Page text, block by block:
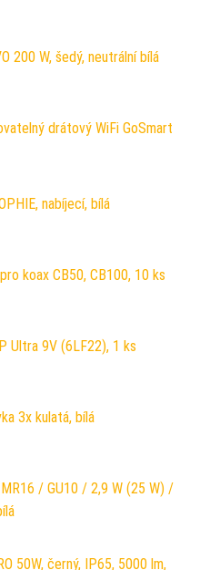
200 W, šedý, neutrální bílá
drátový WiFi GoSmart
nabíjecí, bílá
koax CB50, CB100, 10 ks
Ultra 9V (6LF22), 1 ks
3x kulatá, bílá
/ GU10 / 2,9 W (25 W) /
50W, černý, IP65, 5000 lm,